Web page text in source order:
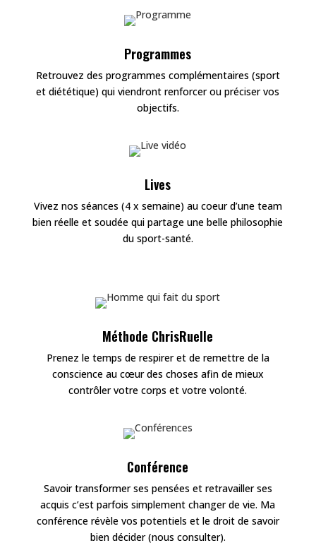
Programmes
Retrouvez des programmes complémentaires (sport
et diététique) qui viendront renforcer ou préciser vos
objectifs.
Lives
Vivez nos séances (4 x semaine) au coeur d’une team
bien réelle et soudée qui partage une belle philosophie
du sport-santé.
Méthode ChrisRuelle
Prenez le temps de respirer et de remettre de la
conscience au cœur des choses afin de mieux
contrôler votre corps et votre volonté.
Conférence
Savoir transformer ses pensées et retravailler ses
acquis c’est parfois simplement changer de vie. Ma
conférence révèle vos potentiels et le droit de savoir
bien décider (nous consulter).